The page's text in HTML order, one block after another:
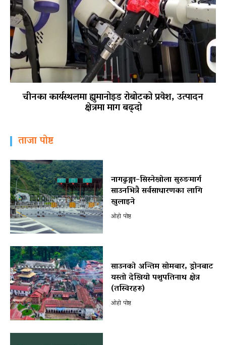
चीनका कार्यस्थलमा ह्युमानोइड रोबोटको प्रवेश, उत्पादन
क्षेत्रमा माग बढ्दो
ताजा पोष्ट
नागढुङ्गा–सिस्नेखोला सुरुङमार्ग
साउनभित्रै सर्वसाधारणका लागि
खुलाइने
ओहो पोष्ट
साउनको अन्तिम सोमबार, ड्रोनबाट
यस्तो देखियो पशुपतिनाथ क्षेत्र
(तस्विरहरू)
ओहो पोष्ट